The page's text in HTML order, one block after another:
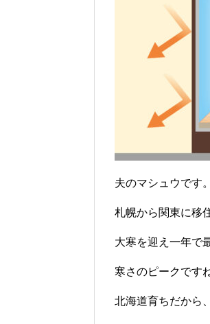
夫のマシュウです。
札幌から関東に移
大寒を迎え一年で
寒さのピークです
北海道育ちだから